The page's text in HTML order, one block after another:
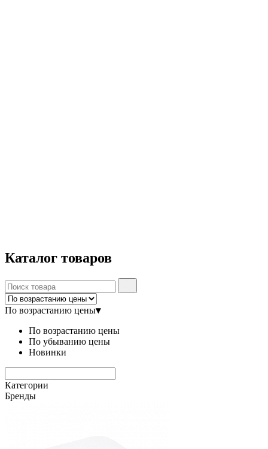
Каталог товаров
По возрастанию цены▾
По возрастанию цены
По убыванию цены
Новинки
Категории
Бренды